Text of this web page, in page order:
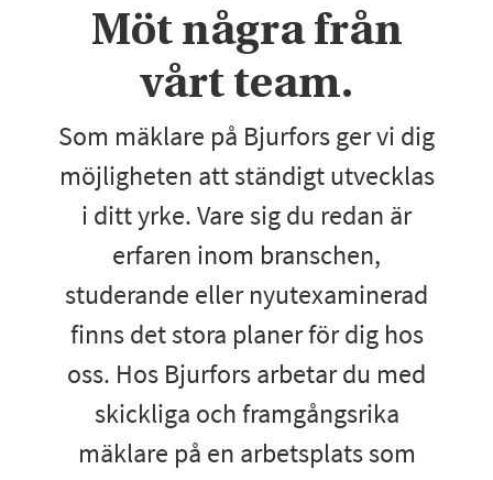
Möt några från
vårt team.
Som mäklare på Bjurfors ger vi dig
möjligheten att ständigt utvecklas
i ditt yrke. Vare sig du redan är
erfaren inom branschen,
studerande eller nyutexaminerad
finns det stora planer för dig hos
oss. Hos Bjurfors arbetar du med
skickliga och framgångsrika
mäklare på en arbetsplats som